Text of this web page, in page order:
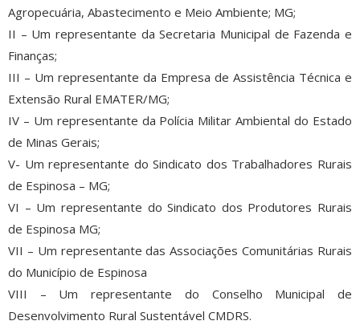
Agropecuária, Abastecimento e Meio Ambiente; MG;
II – Um representante da Secretaria Municipal de Fazenda e
Finanças;
III – Um representante da Empresa de Assistência Técnica e
Extensão Rural EMATER/MG;
IV – Um representante da Polícia Militar Ambiental do Estado
de Minas Gerais;
V- Um representante do Sindicato dos Trabalhadores Rurais
de Espinosa – MG;
VI – Um representante do Sindicato dos Produtores Rurais
de Espinosa MG;
VII – Um representante das Associações Comunitárias Rurais
do Município de Espinosa
VIII – Um representante do Conselho Municipal de
Desenvolvimento Rural Sustentável CMDRS.